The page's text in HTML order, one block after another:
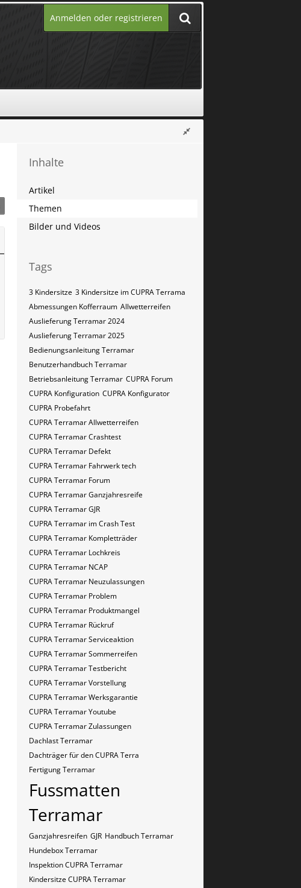
Anmelden oder registrieren
Inhalte
Artikel
Themen
Bilder und Videos
Tags
3 Kindersitze 3 Kindersitze im CUPRA Terrama
Abmessungen Kofferraum Allwetterreifen
Auslieferung Terramar 2024
Auslieferung Terramar 2025
Bedienungsanleitung Terramar
Benutzerhandbuch Terramar
Betriebsanleitung Terramar CUPRA Forum
CUPRA Konfiguration CUPRA Konfigurator
CUPRA Probefahrt
CUPRA Terramar Allwetterreifen
CUPRA Terramar Crashtest
CUPRA Terramar Defekt
CUPRA Terramar Fahrwerk tech
CUPRA Terramar Forum
CUPRA Terramar Ganzjahresreife
CUPRA Terramar GJR
CUPRA Terramar im Crash Test
CUPRA Terramar Kompletträder
CUPRA Terramar Lochkreis
CUPRA Terramar NCAP
CUPRA Terramar Neuzulassungen
CUPRA Terramar Problem
CUPRA Terramar Produktmangel
CUPRA Terramar Rückruf
CUPRA Terramar Serviceaktion
CUPRA Terramar Sommerreifen
CUPRA Terramar Testbericht
CUPRA Terramar Vorstellung
CUPRA Terramar Werksgarantie
CUPRA Terramar Youtube
CUPRA Terramar Zulassungen
Dachlast Terramar
Dachträger für den CUPRA Terra
Fertigung Terramar
Fussmatten
Terramar
Ganzjahresreifen GJR Handbuch Terramar
Hundebox Terramar
Inspektion CUPRA Terramar
Kindersitze CUPRA Terramar